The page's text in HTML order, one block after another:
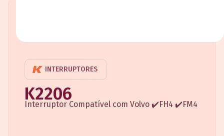
INTERRUPTORES
K2206
Interruptor Compatível com Volvo ✔️FH4 ✔️FM4